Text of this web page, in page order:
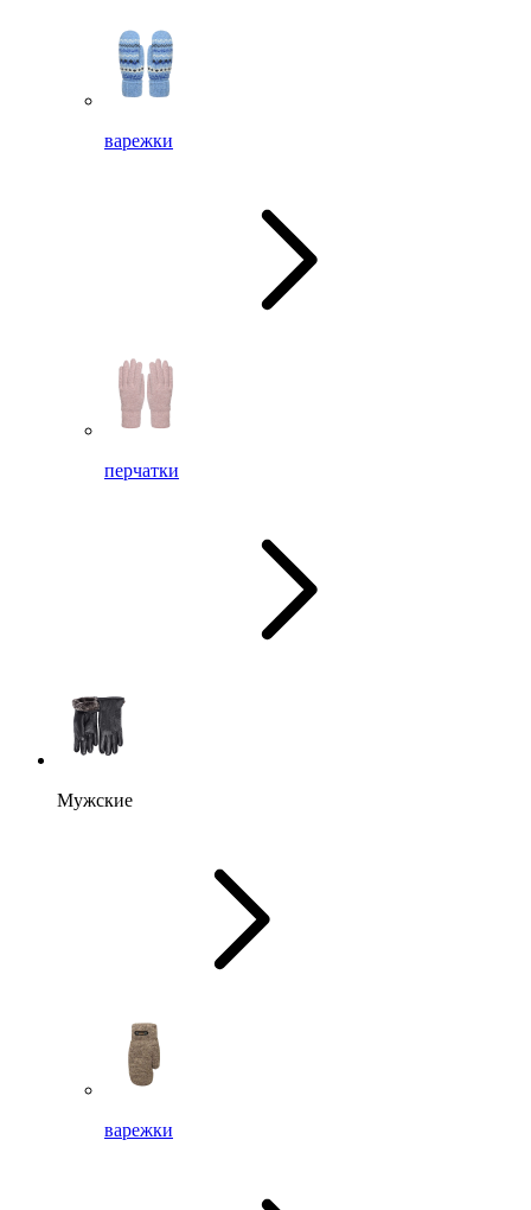
варежки
перчатки
Мужские
варежки